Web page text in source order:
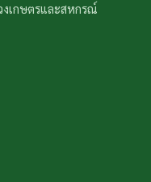
งเกษตรและสหกรณ์